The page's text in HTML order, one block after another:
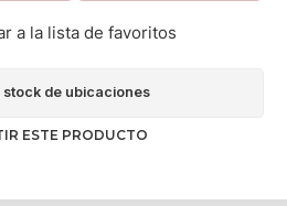
a la lista de favoritos
stock de ubicaciones
ESTE PRODUCTO